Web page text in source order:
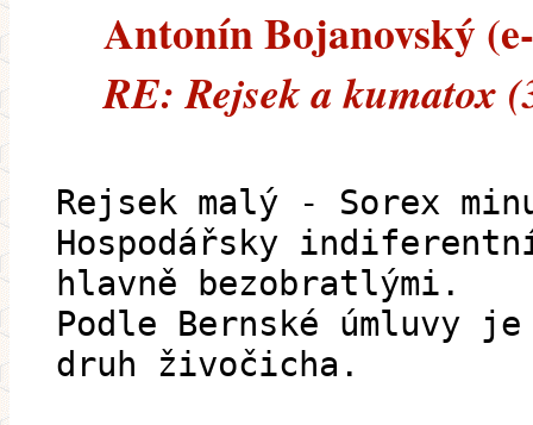
Antonín Bojanovský
RE: Rejsek a kumatox
Rejsek malý - Sorex
Hospodářsky
hlavně bezobratlými.
Podle Bernské úmluvy
druh živočicha.